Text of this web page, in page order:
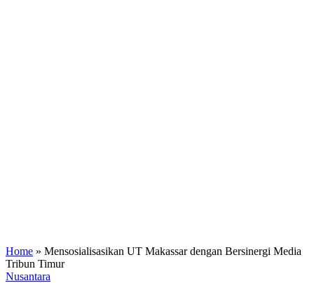
Home » Mensosialisasikan UT Makassar dengan Bersinergi Media
Tribun Timur
Nusantara